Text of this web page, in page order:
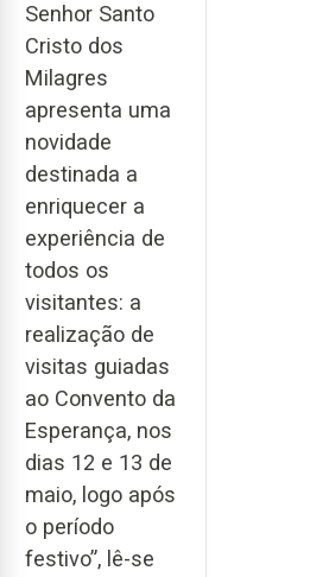
Senhor Santo
Cristo dos
Milagres
apresenta uma
novidade
destinada a
enriquecer a
experiência de
todos os
visitantes: a
realização de
visitas guiadas
ao Convento da
Esperança, nos
dias 12 e 13 de
maio, logo após
o período
festivo”, lê-se